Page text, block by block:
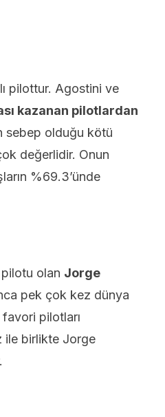
pilottur. Agostini ve
kazanan pilotlardan
sebep olduğu kötü
değerlidir. Onun
%69.3’ünde
olan Jorge
pek çok kez dünya
pilotları
ile birlikte Jorge